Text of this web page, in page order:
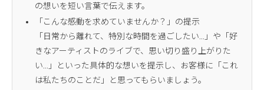
の想いを短い言葉で伝えます。
「こんな感動を求めていませんか？」の提示
「日常から離れて、特別な時間を過ごしたい…」や「好
きなアーティストのライブで、思い切り盛り上がりた
い…」といった具体的な想いを提示し、お客様に「これ
は私たちのことだ」と思ってもらいましょう。